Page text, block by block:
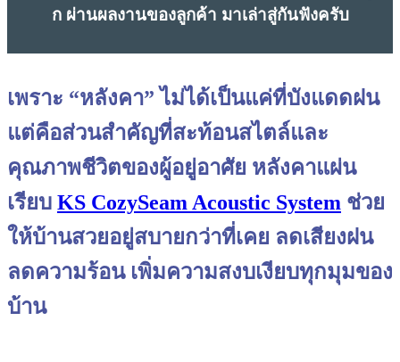
ก ผ่านผลงานของลูกค้า มาเล่าสู่กันฟังครับ
เพราะ “หลังคา” ไม่ได้เป็นแค่ที่บังแดดฝน
แต่คือส่วนสำคัญที่สะท้อนสไตล์และ
คุณภาพชีวิตของผู้อยู่อาศัย หลังคาแผ่น
เรียบ KS CozySeam Acoustic System ช่วย
ให้บ้านสวยอยู่สบายกว่าที่เคย ลดเสียงฝน
ลดความร้อน เพิ่มความสงบเงียบทุกมุมของ
บ้าน